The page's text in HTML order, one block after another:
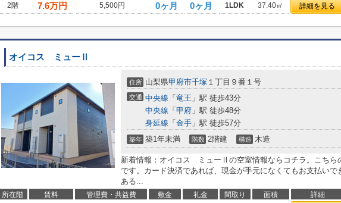
2階
7.6万円 5,500円 0ヶ月 0ヶ月 1LDK 37.40㎡ 詳細を見る
オイコス ミューⅡ
住所 山梨県甲府市千塚 １丁目９番１号
交通 中央線 「 竜王 」駅 徒歩43分
中央線 「 甲府 」駅 徒歩48分
身延線 「 金手 」駅 徒歩57分
築年 築1年未満 階数 2階建 構造 木造
新着情報：オイコス ミューⅡの空室情報ならコチラ。こちら
です。カード決済であれば、現金が手元になくてもお支払いで
ある...
所在階 賃料 管理費・共益費 敷金 礼金 間取り 面積 詳細